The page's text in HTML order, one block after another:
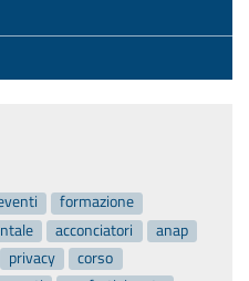
formazione
acconciatori
anap
privacy
corso